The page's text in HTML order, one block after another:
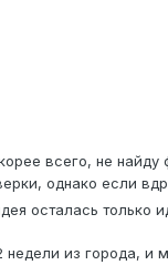
всего, не найду
однако если
осталась только
недели из города, и